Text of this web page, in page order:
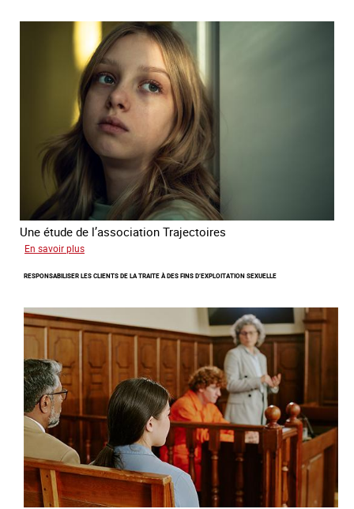
l'OCRTEH
l'exploitation
sexuelle
en
France
2025
Une étude de l’association Trajectoires
En savoir plus
phénomène
de
l’exploitation
mineures
à
travers
l’Europe
RESPONSABILISER LES CLIENTS DE LA TRAITE À DES FINS D’EXPLOITATION SEXUELLE